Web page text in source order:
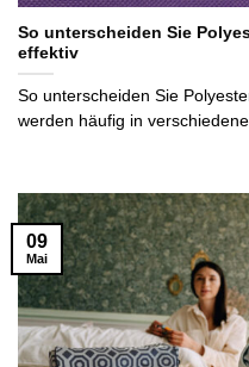
So unterscheiden Sie
effektiv
So unterscheiden Sie
werden häufig in
09
Mai